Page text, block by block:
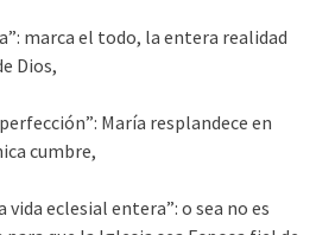
marca el todo, la entera realidad
Dios,
María resplandece en
cumbre,
eclesial entera”: o sea no es